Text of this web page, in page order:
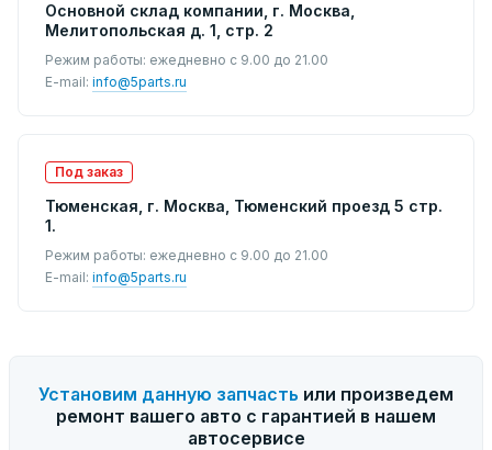
Основной склад компании, г. Москва,
Мелитопольская д. 1, стр. 2
Режим работы: ежедневно с 9.00 до 21.00
E-mail: info@5parts.ru
Под заказ
Тюменская, г. Москва, Тюменский проезд 5 стр.
1.
Режим работы: ежедневно с 9.00 до 21.00
E-mail: info@5parts.ru
Установим данную запчасть или произведем
ремонт вашего авто с гарантией в нашем
автосервисе